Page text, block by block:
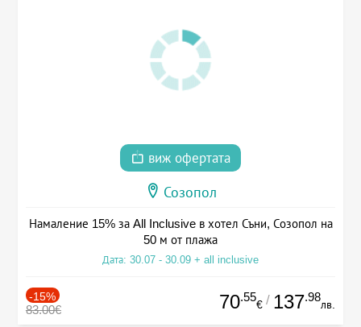
виж офертата
Созопол
Намаление 15% за All Inclusive в хотел Съни, Созопол на
50 м от плажа
Дата: 30.07 - 30.09 + all inclusive
-15%
83.00€ 70.55
€ / 137.98
лв.